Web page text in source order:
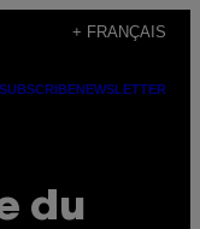
+ FRANÇAIS
SUBSCRIBENEWSLETTER
du